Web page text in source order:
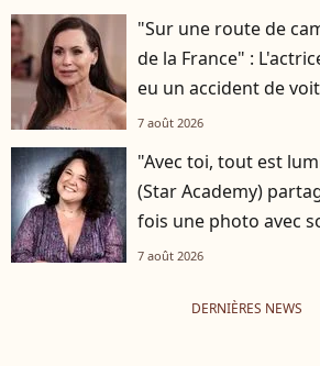
"Sur une route de
de la France" :
eu un accident de
7 août 2026
"Avec toi, tout est
(Star Academy)
fois une photo avec
7 août 2026
DERNIÈRES NEWS